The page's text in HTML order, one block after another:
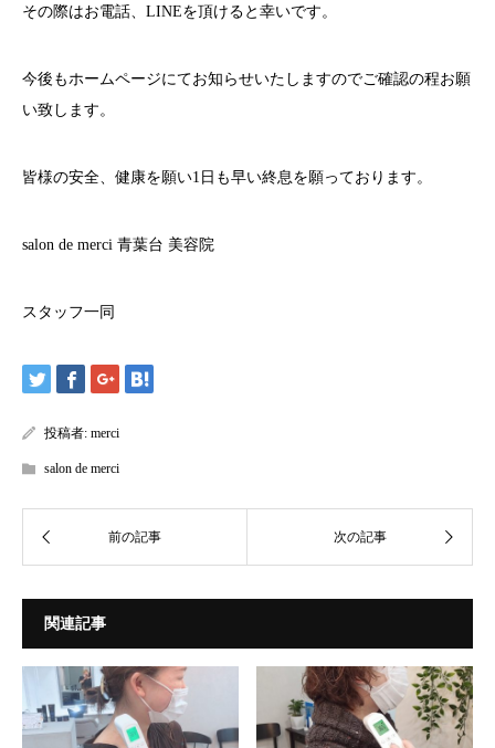
その際はお電話、 LINEを頂けると幸いです。
今後もホームページにてお知らせいたしますのでご確認の程お願
い致します。
皆様の安全、健康を願い1 日も早い終息を願っております。
salon de merci 青葉台 美容院
スタッフ一同
投稿者: merci
salon de merci
関連記事